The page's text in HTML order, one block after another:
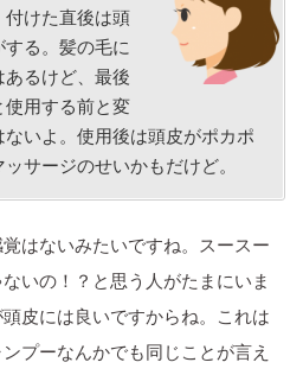
付けた直後は頭
る。髪の毛に
るけど、最後
使用する前と変
いよ。使用後は頭皮がポカポ
サージのせいかもだけど。
はないみたいですね。スースー
いの！？と思う人がたまにいま
皮には良いですからね。これは
プーなんかでも同じことが言え